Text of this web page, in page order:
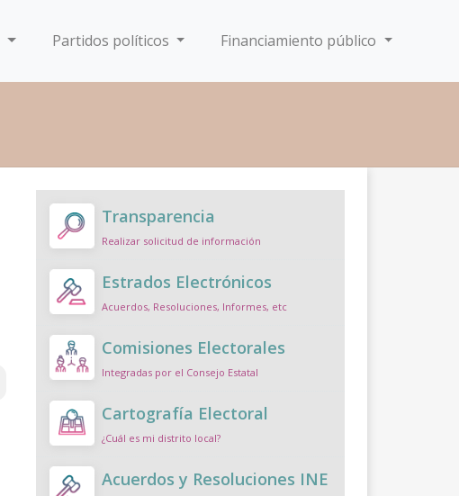
Partidos políticos Financiamiento público
Transparencia
Realizar solicitud de información
Estrados Electrónicos
Acuerdos, Resoluciones, Informes, etc
Comisiones Electorales
Integradas por el Consejo Estatal
Cartografía Electoral
¿Cuál es mi distrito local?
Acuerdos y Resoluciones INE